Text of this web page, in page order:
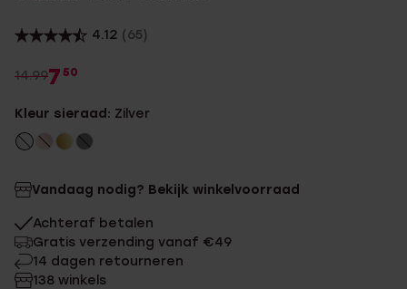
4.12 (65)
14.997 50
Kleur sieraad: Zilver
Vandaag nodig? Bekijk winkelvoorraad
Achteraf betalen
Gratis verzending vanaf €49
14 dagen retourneren
138 winkels